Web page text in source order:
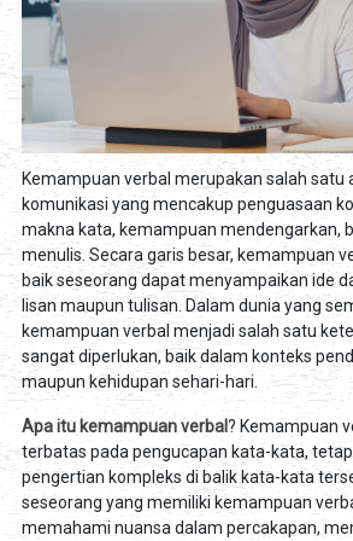
Kemampuan verbal merupakan salah satu
komunikasi yang mencakup penguasaan
makna kata, kemampuan mendengarkan,
menulis. Secara garis besar, kemampuan
baik seseorang dapat menyampaikan ide
lisan maupun tulisan. Dalam dunia yang
kemampuan verbal menjadi salah satu
sangat diperlukan, baik dalam konteks
maupun kehidupan sehari-hari.
Apa itu kemampuan verbal? Kemampuan
terbatas pada pengucapan kata-kata,
pengertian kompleks di balik kata-kata
seseorang yang memiliki kemampuan
memahami nuansa dalam percakapan,